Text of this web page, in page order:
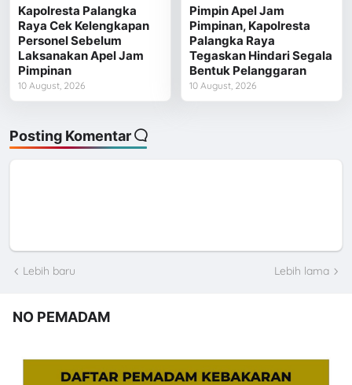
Kapolresta Palangka
Raya Cek Kelengkapan
Personel Sebelum
Laksanakan Apel Jam
Pimpinan
10 August, 2026
Pimpin Apel Jam
Pimpinan, Kapolresta
Palangka Raya
Tegaskan Hindari Segala
Bentuk Pelanggaran
10 August, 2026
Posting Komentar
Lebih baru Lebih lama
NO PEMADAM